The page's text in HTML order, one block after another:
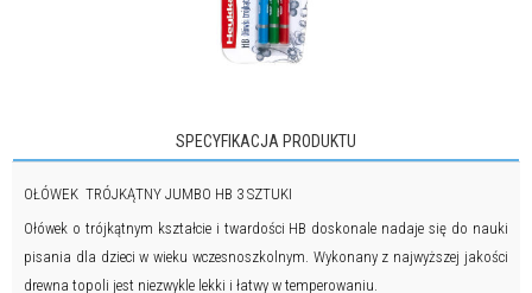
SPECYFIKACJA PRODUKTU
OŁÓWEK TRÓJKĄTNY JUMBO HB 3 SZTUKI
Ołówek o trójkątnym kształcie i twardości HB doskonale nadaje się do nauki
pisania dla dzieci w wieku wczesnoszkolnym. Wykonany z najwyższej jakości
drewna topoli jest niezwykle lekki i łatwy w temperowaniu.